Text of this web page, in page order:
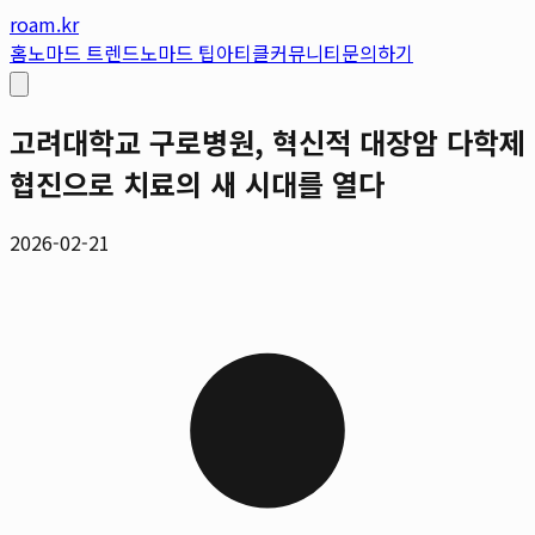
roam.kr
홈노마드 트렌드노마드 팁아티클커뮤니티문의하기
고려대학교 구로병원, 혁신적 대장암 다학제
협진으로 치료의 새 시대를 열다
2026-02-21